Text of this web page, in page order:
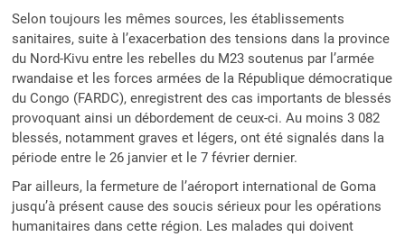
Selon toujours les mêmes sources, les établissements
sanitaires, suite à l’exacerbation des tensions dans la province
du Nord-Kivu entre les rebelles du M23 soutenus par l’armée
rwandaise et les forces armées de la République démocratique
du Congo (FARDC), enregistrent des cas importants de blessés
provoquant ainsi un débordement de ceux-ci. Au moins 3 082
blessés, notamment graves et légers, ont été signalés dans la
période entre le 26 janvier et le 7 février dernier.
Par ailleurs, la fermeture de l’aéroport international de Goma
jusqu’à présent cause des soucis sérieux pour les opérations
humanitaires dans cette région. Les malades qui doivent